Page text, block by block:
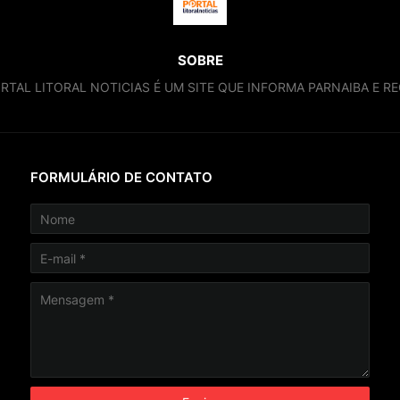
SOBRE
LITORAL NOTICIAS É UM SITE QUE INFORMA PARNAIBA E
FORMULÁRIO DE CONTATO